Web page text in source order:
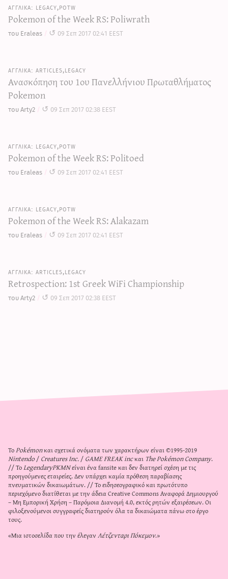
legacy,potw
Pokemon of the Week RS: Poliwrath
του Eraleas 09 Σεπ 2017 02:41 EEST
articles,legacy
Ανασκόπηση του 1ου Πανελλήνιου Πρωταθλήματος
Pokemon
του Arty2 09 Σεπ 2017 02:38 EEST
legacy,potw
Pokemon of the Week RS: Politoed
του Eraleas 09 Σεπ 2017 02:41 EEST
legacy,potw
Pokemon of the Week RS: Alakazam
του Eraleas 09 Σεπ 2017 02:41 EEST
articles,legacy
Retrospection: 1st Greek WiFi Championship
του Arty2 09 Σεπ 2017 02:38 EEST
ΤοPokémonκαι σχετικά ονόματα των χαρακτήρων είναι ©1995-2019
Nintendo/Creatures Inc./GAME FREAK incκαι The Pokémon Company.
// ΤοLegendaryPKMNείναι ένα fansite και δεν διατηρεί σχέση με τις
προηγούμενες εταιρείες. Δεν υπάρχει καμία πρόθεση παραβίασης
πνευματικών δικαιωμάτων. // Το ειδησεογραφικό και πρωτότυπο
περιεχόμενο διατίθεται με την άδειαCreative Commons Αναφορά Δημιουργού
– Μη Εμπορική Χρήση – Παρόμοια Διανομή 4.0, εκτός ρητών εξαιρέσεων. Οι
φιλοξενούμενοι συγγραφείς διατηρούν όλα τα δικαιώματα πάνω στο έργο
τους.
«Μια ιστοσελίδα που την έλεγανΛέτζενταρι Πόκεμον.»